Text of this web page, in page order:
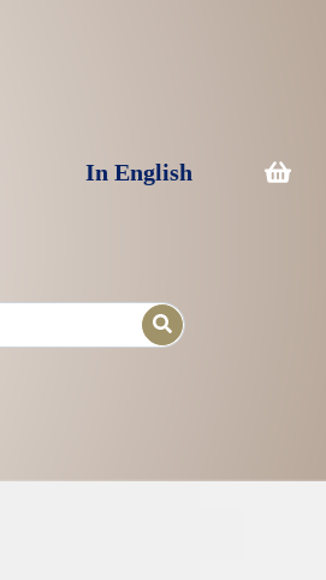
In English